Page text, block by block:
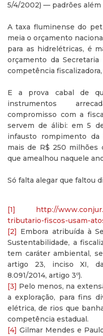
5/4/2002) — padrões além
A taxa fluminense do
meia o orçamento
para as hidrelétricas, é
orçamento da
competência
E a prova cabal de
instrumentos
compromisso com a
servem de álibi: em 5
infausto rompimento da
mais de R$ 250 milhões
que amealhou naquele
Só falta alegar que faltou
[1]
http://
tributario-fiscos-usam-
[2] Embora atribuída à
Sustentabilidade, a
tem caráter ambiental,
artigo 23, inciso XI,
8.091/2014, artigo 3º).
[3] Pelo menos, na
a exploração, para fins
elétrica, de rios que
competência estadual.
[4] Gilmar Mendes e